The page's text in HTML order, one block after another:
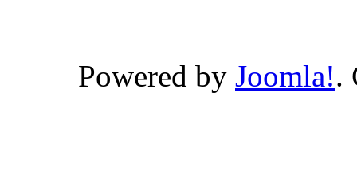
Powered by Joomla!.